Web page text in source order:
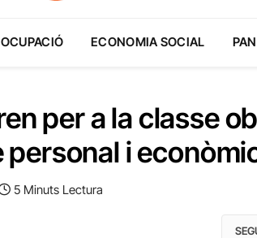
OCUPACIÓ ECONOMIA SOCIAL
per a la classe
i
5 Minuts Lectura